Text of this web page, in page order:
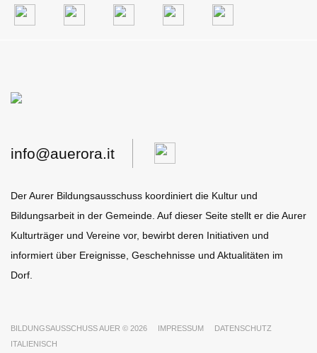
info@auerora.it
Der Aurer Bildungsausschuss koordiniert die Kultur und
Bildungsarbeit in der Gemeinde. Auf dieser Seite stellt er die Aurer
Kulturträger und Vereine vor, bewirbt deren Initiativen und
informiert über Ereignisse, Geschehnisse und Aktualitäten im
Dorf.
BILDUNGSAUSSCHUSS AUER © 2026 IMPRESSUM
DATENSCHUTZ
ITALIENISCH